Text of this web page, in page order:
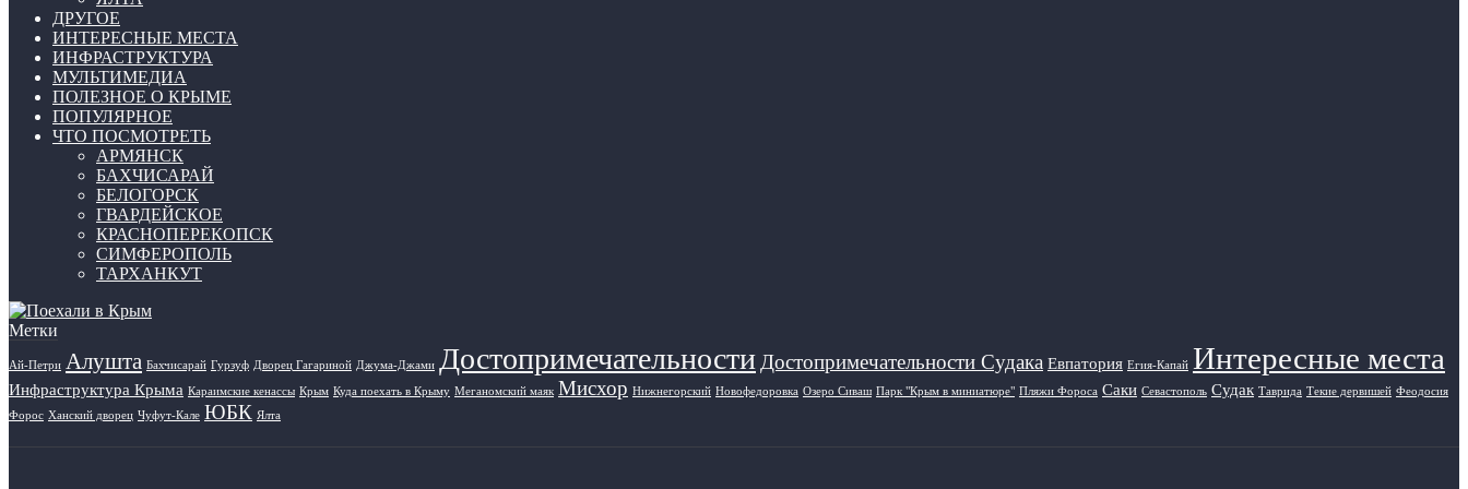
ДРУГОЕ
ИНТЕРЕСНЫЕ МЕСТА
ИНФРАСТРУКТУРА
МУЛЬТИМЕДИА
ПОЛЕЗНОЕ О КРЫМЕ
ПОПУЛЯРНОЕ
ЧТО ПОСМОТРЕТЬ
АРМЯНСК
БАХЧИСАРАЙ
БЕЛОГОРСК
ГВАРДЕЙСКОЕ
КРАСНОПЕРЕКОПСК
СИМФЕРОПОЛЬ
ТАРХАНКУТ
Метки
Ай-Петри Алушта Бахчисарай Гурзуф Дворец Гагариной Джума-Джами ДостопримечательностиДостопримечательности Судака Евпатория Егия-Капай Интересные места
Инфраструктура Крыма Караимские кенассы Крым Куда поехать в Крыму Меганомский маяк Мисхор Нижнегорский Новофедоровка Озеро Сиваш Парк "Крым в миниатюре" Пляжи Фороса Саки Севастополь Судак Таврида Текие дервишей Феодосия
Форос Ханский дворец Чуфут-Кале ЮБК Ялта